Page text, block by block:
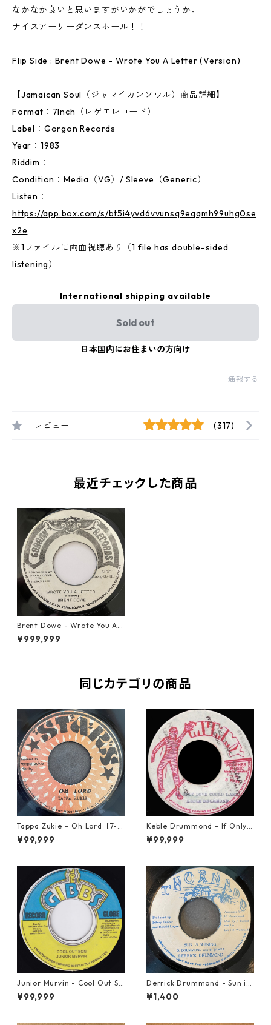
なかなか良いと思いますがいかがでしょうか。
ナイスアーリーダンスホール！！
Flip Side : Brent Dowe - Wrote You A Letter (Version)
【Jamaican Soul（ジャマイカンソウル）商品詳細】
Format：7Inch（レゲエレコード）
Label：Gorgon Records
Year：1983
Riddim：
Condition：Media（VG）/ Sleeve（Generic）
Listen：
https://app.box.com/s/bt5i4yvd6vvunsq9eqqmh99uhg0se
x2e
※1ファイルに両面視聴あり（1 file has double-sided
listening）
International shipping available
Sold out
日本国内にお住まいの方向け
通報する
レビュー (317)
最近チェックした商品
Brent Dowe - Wrote You A L
etter【7-20987】
¥999,999
同じカテゴリの商品
Tappa Zukie – Oh Lord【7-2
2006】
¥99,999
Keble Drummond - If Only L
ove Could Last【7-21710】
¥99,999
Junior Murvin - Cool Out So
n【7-21752】
¥99,999
Derrick Drummond - Sun is
Shining【7-21633】
¥1,400